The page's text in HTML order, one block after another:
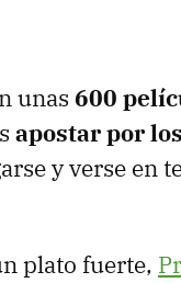
unas 600
apostar por
y verse en
plato fuerte,